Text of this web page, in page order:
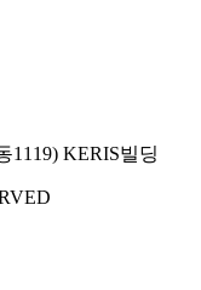
1119) KERIS빌딩